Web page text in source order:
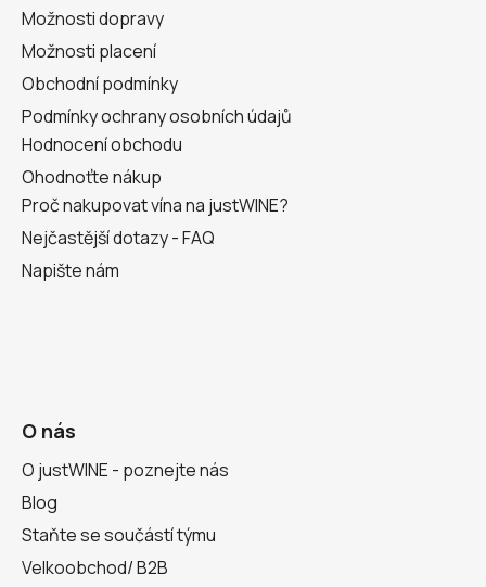
Možnosti dopravy
Možnosti placení
Obchodní podmínky
Podmínky ochrany osobních údajů
Hodnocení obchodu
Ohodnoťte nákup
Proč nakupovat vína na justWINE?
Nejčastější dotazy - FAQ
Napište nám
O nás
O justWINE - poznejte nás
Blog
Staňte se součástí týmu
Velkoobchod/ B2B